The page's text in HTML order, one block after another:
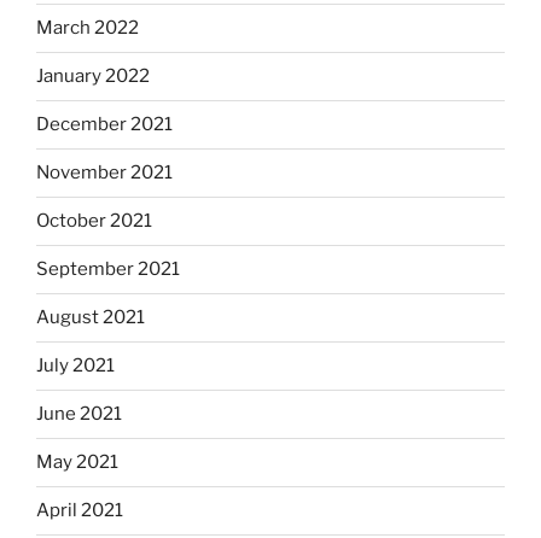
March 2022
January 2022
December 2021
November 2021
October 2021
September 2021
August 2021
July 2021
June 2021
May 2021
April 2021